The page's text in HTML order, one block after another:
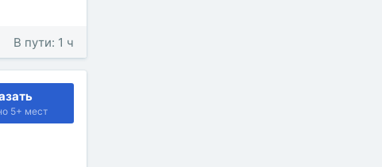
В пути: 1 ч
5+ мест